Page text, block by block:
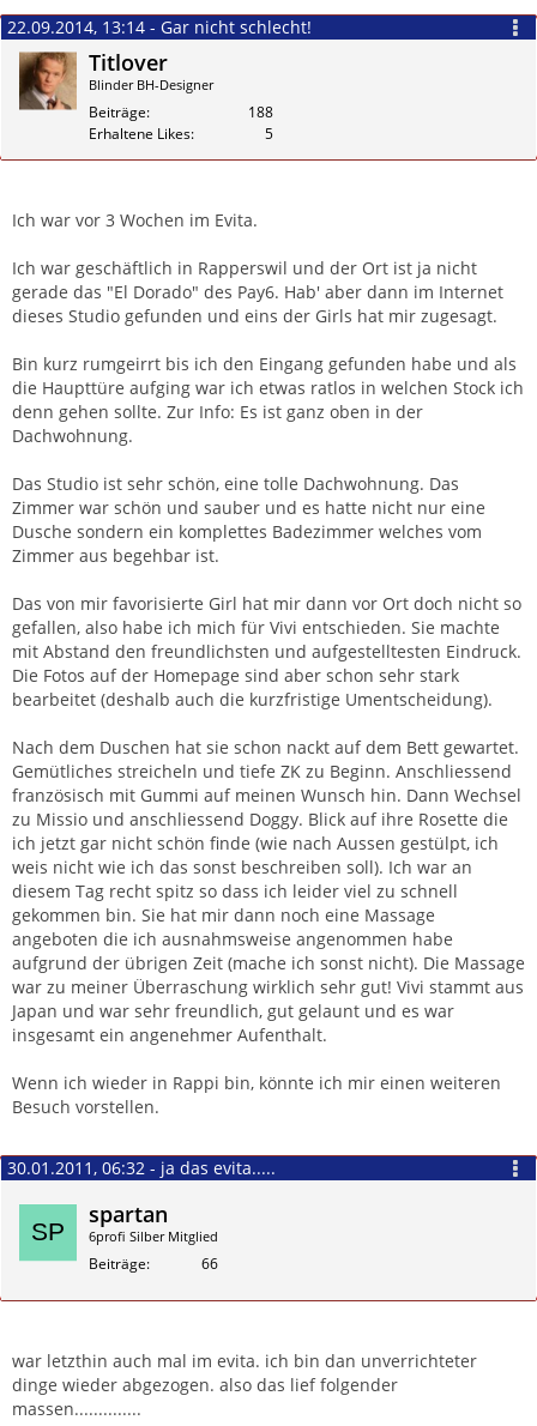
22.09.2014, 13:14 - Gar nicht schlecht!
Titlover
Blinder BH-Designer
Beiträge
188
Erhaltene Likes
5
Ich war vor 3 Wochen im Evita.
Ich war geschäftlich in Rapperswil und der Ort ist ja nicht
gerade das "El Dorado" des Pay6. Hab' aber dann im Internet
dieses Studio gefunden und eins der Girls hat mir zugesagt.
Bin kurz rumgeirrt bis ich den Eingang gefunden habe und als
die Haupttüre aufging war ich etwas ratlos in welchen Stock ich
denn gehen sollte. Zur Info: Es ist ganz oben in der
Dachwohnung.
Das Studio ist sehr schön, eine tolle Dachwohnung. Das
Zimmer war schön und sauber und es hatte nicht nur eine
Dusche sondern ein komplettes Badezimmer welches vom
Zimmer aus begehbar ist.
Das von mir favorisierte Girl hat mir dann vor Ort doch nicht so
gefallen, also habe ich mich für Vivi entschieden. Sie machte
mit Abstand den freundlichsten und aufgestelltesten Eindruck.
Die Fotos auf der Homepage sind aber schon sehr stark
bearbeitet (deshalb auch die kurzfristige Umentscheidung).
Nach dem Duschen hat sie schon nackt auf dem Bett gewartet.
Gemütliches streicheln und tiefe ZK zu Beginn. Anschliessend
französisch mit Gummi auf meinen Wunsch hin. Dann Wechsel
zu Missio und anschliessend Doggy. Blick auf ihre Rosette die
ich jetzt gar nicht schön finde (wie nach Aussen gestülpt, ich
weis nicht wie ich das sonst beschreiben soll). Ich war an
diesem Tag recht spitz so dass ich leider viel zu schnell
gekommen bin. Sie hat mir dann noch eine Massage
angeboten die ich ausnahmsweise angenommen habe
aufgrund der übrigen Zeit (mache ich sonst nicht). Die Massage
war zu meiner Überraschung wirklich sehr gut! Vivi stammt aus
Japan und war sehr freundlich, gut gelaunt und es war
insgesamt ein angenehmer Aufenthalt.
Wenn ich wieder in Rappi bin, könnte ich mir einen weiteren
Besuch vorstellen.
30.01.2011, 06:32 - ja das evita.....
spartan
6profi Silber Mitglied
Beiträge 66
war letzthin auch mal im evita. ich bin dan unverrichteter
dinge wieder abgezogen. also das lief folgender
massen..............
Zitieren